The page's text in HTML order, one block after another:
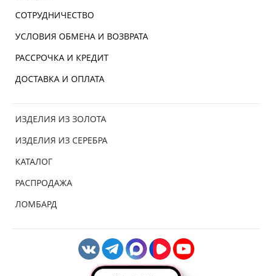
СОТРУДНИЧЕСТВО
УСЛОВИЯ ОБМЕНА И ВОЗВРАТА
РАССРОЧКА И КРЕДИТ
ДОСТАВКА И ОПЛАТА
ИЗДЕЛИЯ ИЗ ЗОЛОТА
ИЗДЕЛИЯ ИЗ СЕРЕБРА
КАТАЛОГ
РАСПРОДАЖА
ЛОМБАРД